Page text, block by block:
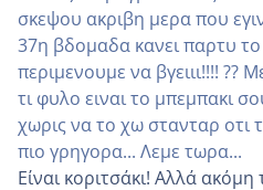
σκεψου ακριβη μερα που
37η βδομαδα κανει παρτυ το
περιμενουμε να βγειιι!!!! ??
τι φυλο ειναι το μπεμπακι
χωρις να το χω στανταρ οτι
πιο γρηγορα... Λεμε τωρα...
Είναι κοριτσάκι! Αλλά